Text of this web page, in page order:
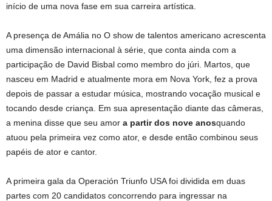
início de uma nova fase em sua carreira artística.
A presença de Amália no O show de talentos americano acrescenta
uma dimensão internacional à série, que conta ainda com a
participação de David Bisbal como membro do júri. Martos, que
nasceu em Madrid e atualmente mora em Nova York, fez a prova
depois de passar a estudar música, mostrando vocação musical e
tocando desde criança. Em sua apresentação diante das câmeras,
a menina disse que seu amor a partir dos nove anosquando
atuou pela primeira vez como ator, e desde então combinou seus
papéis de ator e cantor.
A primeira gala da Operación Triunfo USA foi dividida em duas
partes com 20 candidatos concorrendo para ingressar na